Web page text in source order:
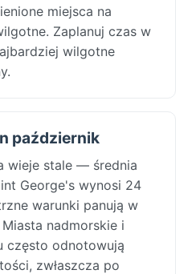
miejsca na
Zaplanuj czas w
wilgotne
październik
wieje stale — średnia
George's wynosi 24
warunki panują w
nadmorskie i
często odnotowują
zwłaszcza po